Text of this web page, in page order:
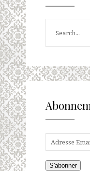
S'abonner